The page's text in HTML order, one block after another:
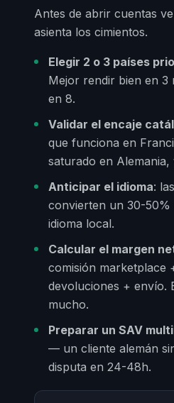
Antes de abrir cuentas
asienta los cimientos.
Elegir 2 o 3 países
Mejor rendir bien en 3
en 8.
Validar el encaje
que funciona en
saturado en Alemania,
Anticipar el idioma:
convierten un 30-50%
idioma local.
Calcular el margen
comisión marketplace
devoluciones + envío.
mucho.
Preparar un SAV
— un cliente alemán
disputa en 24-48h.